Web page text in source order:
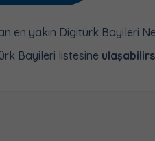
en yakın Digitürk Bayileri
Bayileri listesine